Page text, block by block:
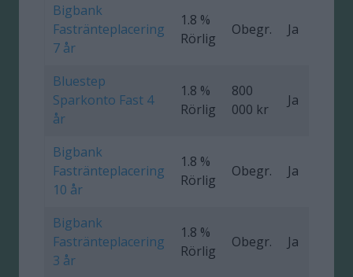
Bigbank
Fastränteplacering
7 år
1.8 %
Rörlig
Obegr. Ja
Bluestep
Sparkonto Fast 4
år
1.8 %
Rörlig
800
000 kr
Ja
Bigbank
Fastränteplacering
10 år
1.8 %
Rörlig
Obegr. Ja
Bigbank
Fastränteplacering
3 år
1.8 %
Rörlig
Obegr. Ja